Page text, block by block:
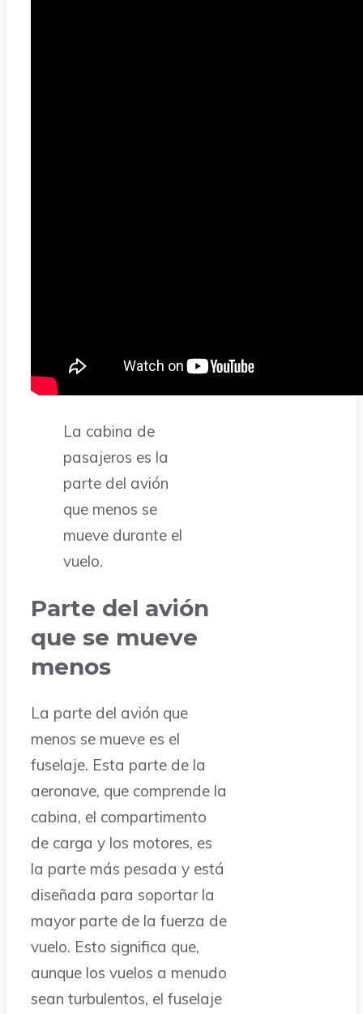
La cabina de
pasajeros es la
parte del avión
que menos se
mueve durante el
vuelo.
Parte del avión
que se mueve
menos
La parte del avión que
menos se mueve es el
fuselaje. Esta parte de la
aeronave, que comprende la
cabina, el compartimento
de carga y los motores, es
la parte más pesada y está
diseñada para soportar la
mayor parte de la fuerza de
vuelo. Esto significa que,
aunque los vuelos a menudo
sean turbulentos, el fuselaje